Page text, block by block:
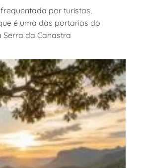
por turistas,
é uma das portarias do
da Canastra